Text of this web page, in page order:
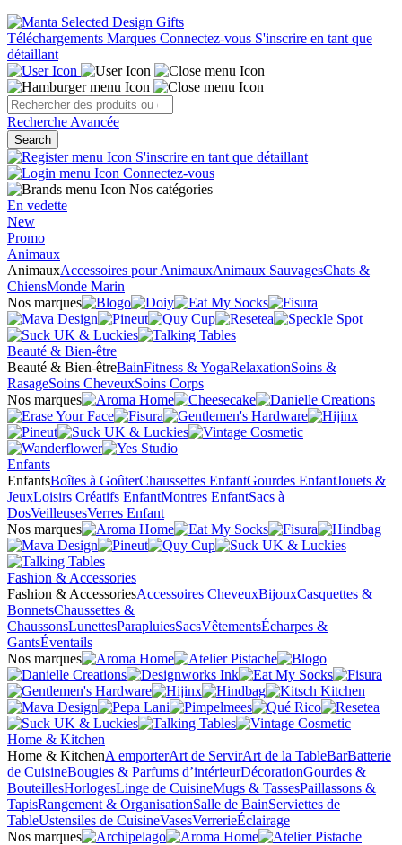
Téléchargements Marques Connectez-vous S'inscrire en tant que
détaillant
Recherche Avancée
Search
S'inscrire en tant que détaillant
Connectez-vous
Nos catégories
En vedette
New
Promo
Animaux
AnimauxAccessoires pour AnimauxAnimaux SauvagesChats &
ChiensMonde Marin
Nos marques
Beauté & Bien-être
Beauté & Bien-êtreBainFitness & YogaRelaxationSoins &
RasageSoins CheveuxSoins Corps
Nos marques
Enfants
EnfantsBoîtes à GoûterChaussettes EnfantGourdes EnfantJouets &
JeuxLoisirs Créatifs EnfantMontres EnfantSacs à
DosVeilleusesVerres Enfant
Nos marques
Fashion & Accessories
Fashion & AccessoriesAccessoires CheveuxBijouxCasquettes &
BonnetsChaussettes &
ChaussonsLunettesParapluiesSacsVêtementsÉcharpes &
GantsÉventails
Nos marques
Home & Kitchen
Home & KitchenA emporterArt de ServirArt de la TableBarBatterie
de CuisineBougies & Parfums d’intérieurDécorationGourdes &
BouteillesHorlogesLinge de CuisineMugs & TassesPaillassons &
TapisRangement & OrganisationSalle de BainServiettes de
TableUstensiles de CuisineVasesVerrerieÉclairage
Nos marques